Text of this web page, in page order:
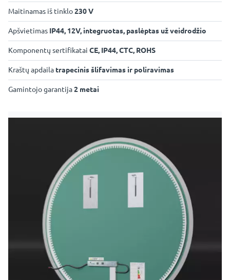
Maitinamas iš tinklo230 V
Apšvietimas IP44, 12V, integruotas, paslėptas už veidrodžio
Komponentų sertifikatai CE, IP44, CTC, ROHS
Kraštų apdaila trapecinis šlifavimas ir poliravimas
Gamintojo garantija2 metai